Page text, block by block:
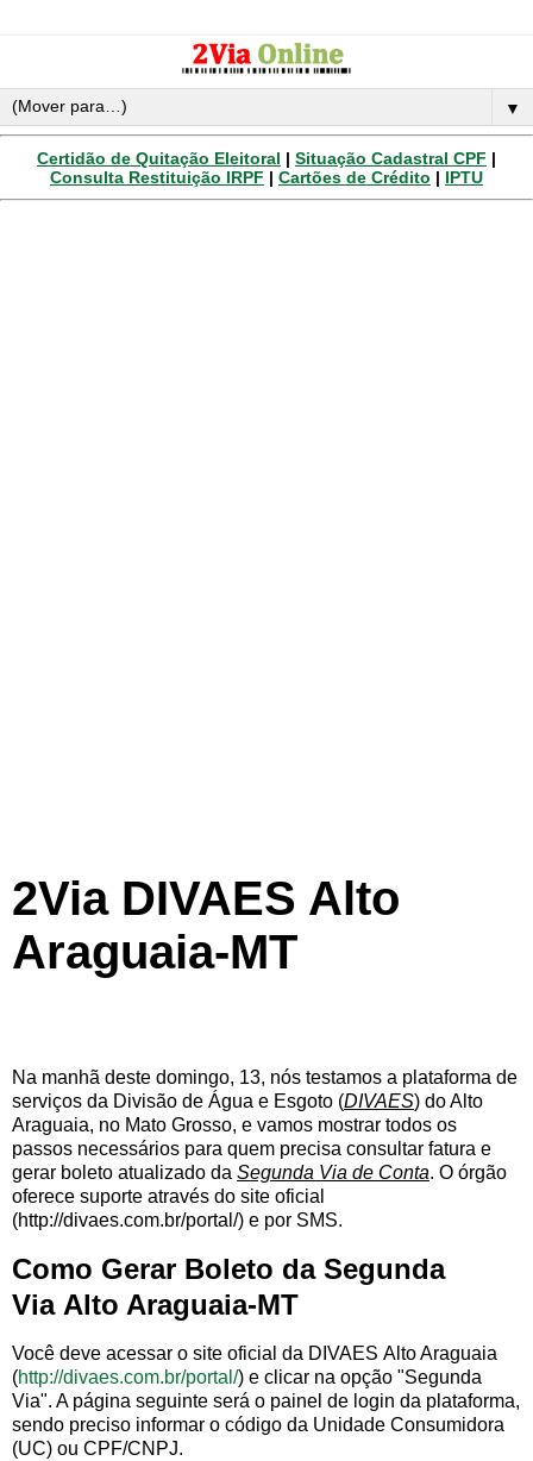
▼
Certidão de Quitação Eleitoral | Situação Cadastral CPF |
Consulta Restituição IRPF | Cartões de Crédito | IPTU
2Via DIVAES Alto
Araguaia-MT
Na manhã deste domingo, 13, nós testamos a plataforma de
serviços da Divisão de Água e Esgoto (DIVAES) do Alto
Araguaia, no Mato Grosso, e vamos mostrar todos os
passos necessários para quem precisa consultar fatura e
gerar boleto atualizado da Segunda Via de Conta. O órgão
oferece suporte através do site oficial
(http://divaes.com.br/portal/) e por SMS.
Como Gerar Boleto da Segunda
Via Alto Araguaia-MT
Você deve acessar o site oficial da DIVAES Alto Araguaia
(http://divaes.com.br/portal/) e clicar na opção "Segunda
Via". A página seguinte será o painel de login da plataforma,
sendo preciso informar o código da Unidade Consumidora
(UC) ou CPF/CNPJ.